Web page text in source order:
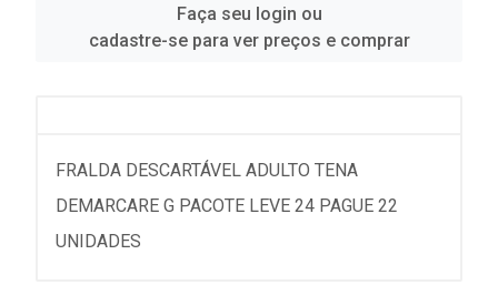
Faça seu login ou
cadastre-se para ver preços e comprar
FRALDA DESCARTÁVEL ADULTO TENA
DEMARCARE G PACOTE LEVE 24 PAGUE 22
UNIDADES